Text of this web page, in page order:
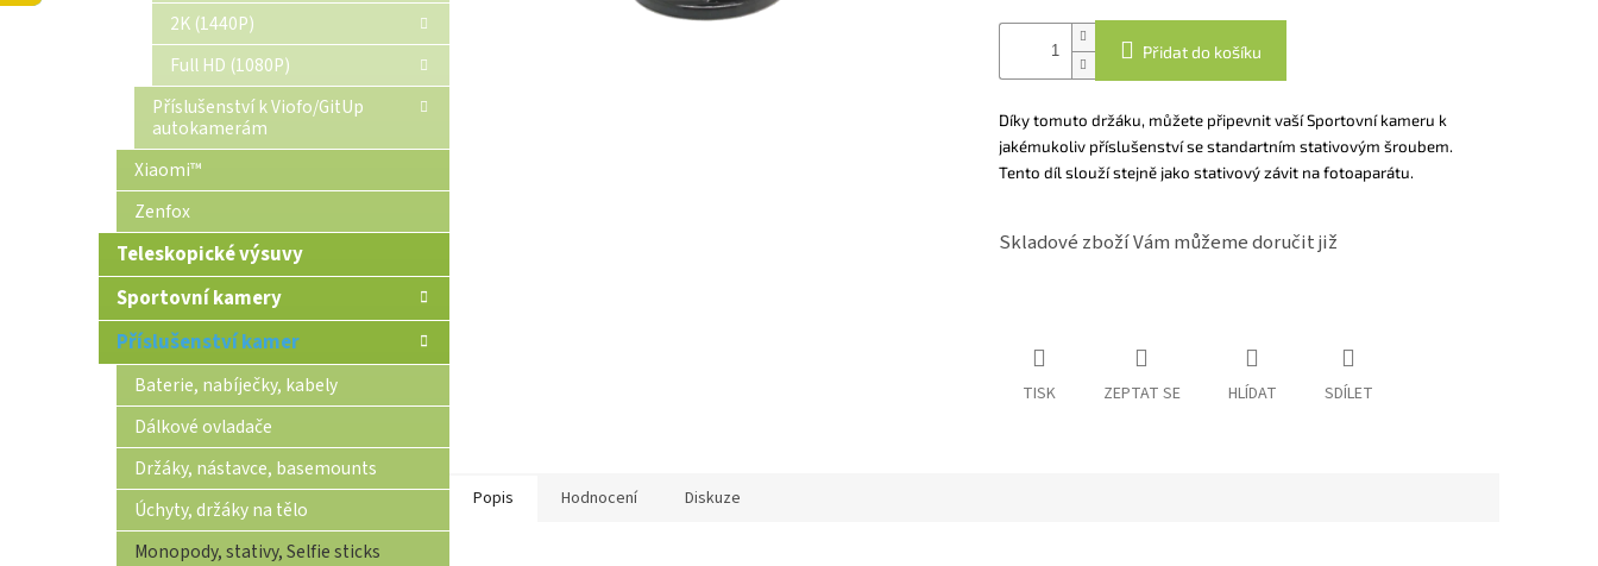
2K (1440P)
Full HD (1080P)
Příslušenství k Viofo/GitUp
autokamerám
Xiaomi™
Zenfox
Teleskopické výsuvy
Sportovní kamery
Příslušenství kamer
Baterie, nabíječky, kabely
Dálkové ovladače
Držáky, nástavce, basemounts
Úchyty, držáky na tělo
Monopody, stativy, Selfie sticks
Přidat do košíku
Díky tomuto držáku, můžete připevnit vaší Sportovní kameru k
jakémukoliv příslušenství se standartním stativovým šroubem.
Tento díl slouží stejně jako stativový závit na fotoaparátu.
Skladové zboží Vám můžeme doručit již
TISK ZEPTAT SE HLÍDAT SDÍLET
Popis Hodnocení Diskuze